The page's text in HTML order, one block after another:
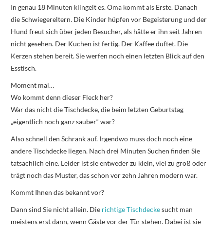
In genau 18 Minuten klingelt es. Oma kommt als Erste. Danach
die Schwiegereltern. Die Kinder hüpfen vor Begeisterung und der
Hund freut sich über jeden Besucher, als hätte er ihn seit Jahren
nicht gesehen. Der Kuchen ist fertig. Der Kaffee duftet. Die
Kerzen stehen bereit. Sie werfen noch einen letzten Blick auf den
Esstisch.
Moment mal…
Wo kommt denn dieser Fleck her?
War das nicht die Tischdecke, die beim letzten Geburtstag
„eigentlich noch ganz sauber“ war?
Also schnell den Schrank auf. Irgendwo muss doch noch eine
andere Tischdecke liegen. Nach drei Minuten Suchen finden Sie
tatsächlich eine. Leider ist sie entweder zu klein, viel zu groß oder
trägt noch das Muster, das schon vor zehn Jahren modern war.
Kommt Ihnen das bekannt vor?
Dann sind Sie nicht allein. Die richtige Tischdeckesucht man
meistens erst dann, wenn Gäste vor der Tür stehen. Dabei ist sie